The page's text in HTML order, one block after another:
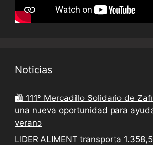
Noticias
🛍️ 111º Mercadillo Solidario de
una nueva oportunidad para
verano
LIDER ALIMENT transporta